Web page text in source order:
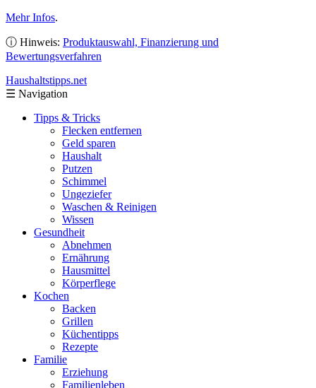
Mehr Infos.
ⓘ Hinweis: Produktauswahl, Finanzierung und
Bewertungsverfahren
Haushaltstipps.net
☰ Navigation
Tipps & Tricks
Flecken entfernen
Geld sparen
Haushalt
Putzen
Schimmel
Ungeziefer
Waschen & Reinigen
Wissen
Gesundheit
Abnehmen
Ernährung
Hausmittel
Körperflege
Kochen
Backen
Grillen
Küchentipps
Rezepte
Familie
Erziehung
Familienleben